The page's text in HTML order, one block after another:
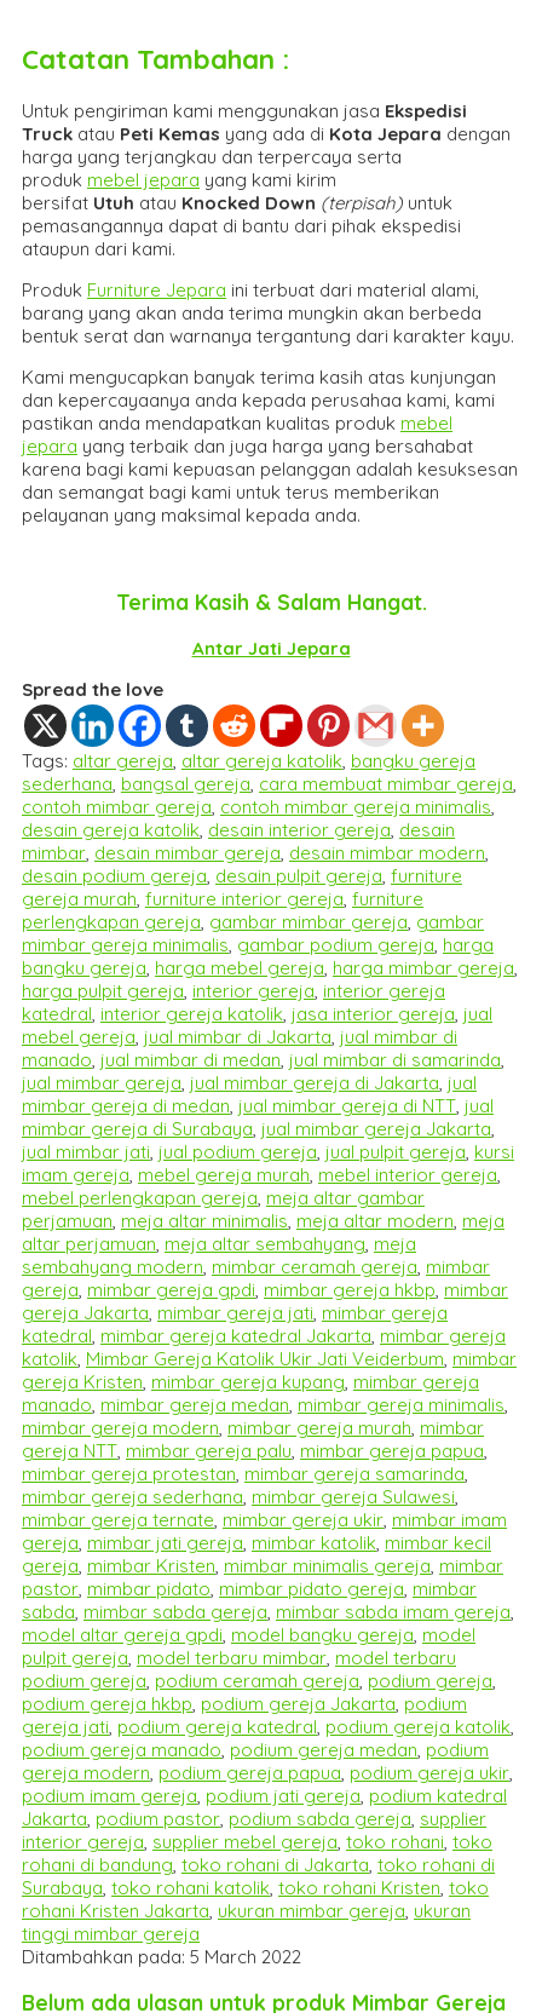
Catatan Tambahan :
Untuk pengiriman kami menggunakan jasa Ekspedisi
Truck atau Peti Kemas yang ada di Kota Jepara dengan
harga yang terjangkau dan terpercaya serta
produk mebel jepara yang kami kirim
bersifat Utuh atau Knocked Down (terpisah) untuk
pemasangannya dapat di bantu dari pihak ekspedisi
ataupun dari kami.
Produk Furniture Jepara ini terbuat dari material alami,
barang yang akan anda terima mungkin akan berbeda
bentuk serat dan warnanya tergantung dari karakter kayu.
Kami mengucapkan banyak terima kasih atas kunjungan
dan kepercayaanya anda kepada perusahaa kami, kami
pastikan anda mendapatkan kualitas produk mebel
jepara yang terbaik dan juga harga yang bersahabat
karena bagi kami kepuasan pelanggan adalah kesuksesan
dan semangat bagi kami untuk terus memberikan
pelayanan yang maksimal kepada anda.
Terima Kasih & Salam Hangat.
Antar Jati Jepara
Spread the love
Tags: altar gereja, altar gereja katolik, bangku gereja
sederhana, bangsal gereja, cara membuat mimbar gereja,
contoh mimbar gereja, contoh mimbar gereja minimalis,
desain gereja katolik, desain interior gereja, desain
mimbar, desain mimbar gereja, desain mimbar modern,
desain podium gereja, desain pulpit gereja, furniture
gereja murah, furniture interior gereja, furniture
perlengkapan gereja, gambar mimbar gereja, gambar
mimbar gereja minimalis, gambar podium gereja, harga
bangku gereja, harga mebel gereja, harga mimbar gereja,
harga pulpit gereja, interior gereja, interior gereja
katedral, interior gereja katolik, jasa interior gereja, jual
mebel gereja, jual mimbar di Jakarta, jual mimbar di
manado, jual mimbar di medan, jual mimbar di samarinda,
jual mimbar gereja, jual mimbar gereja di Jakarta, jual
mimbar gereja di medan, jual mimbar gereja di NTT, jual
mimbar gereja di Surabaya, jual mimbar gereja Jakarta,
jual mimbar jati, jual podium gereja, jual pulpit gereja, kursi
imam gereja, mebel gereja murah, mebel interior gereja,
mebel perlengkapan gereja, meja altar gambar
perjamuan, meja altar minimalis, meja altar modern, meja
altar perjamuan, meja altar sembahyang, meja
sembahyang modern, mimbar ceramah gereja, mimbar
gereja, mimbar gereja gpdi, mimbar gereja hkbp, mimbar
gereja Jakarta, mimbar gereja jati, mimbar gereja
katedral, mimbar gereja katedral Jakarta, mimbar gereja
katolik, Mimbar Gereja Katolik Ukir Jati Veiderbum, mimbar
gereja Kristen, mimbar gereja kupang, mimbar gereja
manado, mimbar gereja medan, mimbar gereja minimalis,
mimbar gereja modern, mimbar gereja murah, mimbar
gereja NTT, mimbar gereja palu, mimbar gereja papua,
mimbar gereja protestan, mimbar gereja samarinda,
mimbar gereja sederhana, mimbar gereja Sulawesi,
mimbar gereja ternate, mimbar gereja ukir, mimbar imam
gereja, mimbar jati gereja, mimbar katolik, mimbar kecil
gereja, mimbar Kristen, mimbar minimalis gereja, mimbar
pastor, mimbar pidato, mimbar pidato gereja, mimbar
sabda, mimbar sabda gereja, mimbar sabda imam gereja,
model altar gereja gpdi, model bangku gereja, model
pulpit gereja, model terbaru mimbar, model terbaru
podium gereja, podium ceramah gereja, podium gereja,
podium gereja hkbp, podium gereja Jakarta, podium
gereja jati, podium gereja katedral, podium gereja katolik,
podium gereja manado, podium gereja medan, podium
gereja modern, podium gereja papua, podium gereja ukir,
podium imam gereja, podium jati gereja, podium katedral
Jakarta, podium pastor, podium sabda gereja, supplier
interior gereja, supplier mebel gereja, toko rohani, toko
rohani di bandung, toko rohani di Jakarta, toko rohani di
Surabaya, toko rohani katolik, toko rohani Kristen, toko
rohani Kristen Jakarta, ukuran mimbar gereja, ukuran
tinggi mimbar gereja
Ditambahkan pada: 5 March 2022
Belum ada ulasan untuk produk Mimbar Gereja